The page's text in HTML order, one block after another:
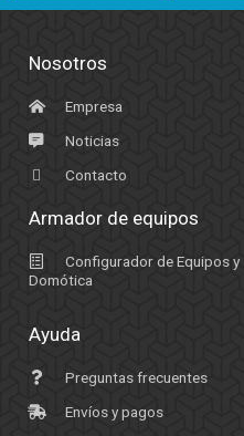
Nosotros
Empresa
Noticias
Contacto
Armador de equipos
Configurador de Equipos y
Domótica
Ayuda
Preguntas frecuentes
Envíos y pagos